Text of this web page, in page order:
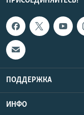
ПОДДЕРЖКА
ИНФО